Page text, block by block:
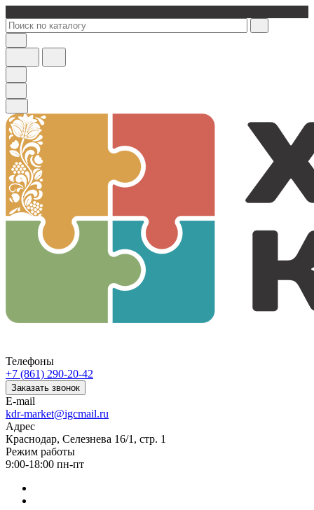
Телефоны
+7 (861) 290-20-42
Заказать звонок
E-mail
kdr-market@igcmail.ru
Адрес
Краснодар, Селезнева 16/1, стр. 1
Режим работы
9:00-18:00 пн-пт